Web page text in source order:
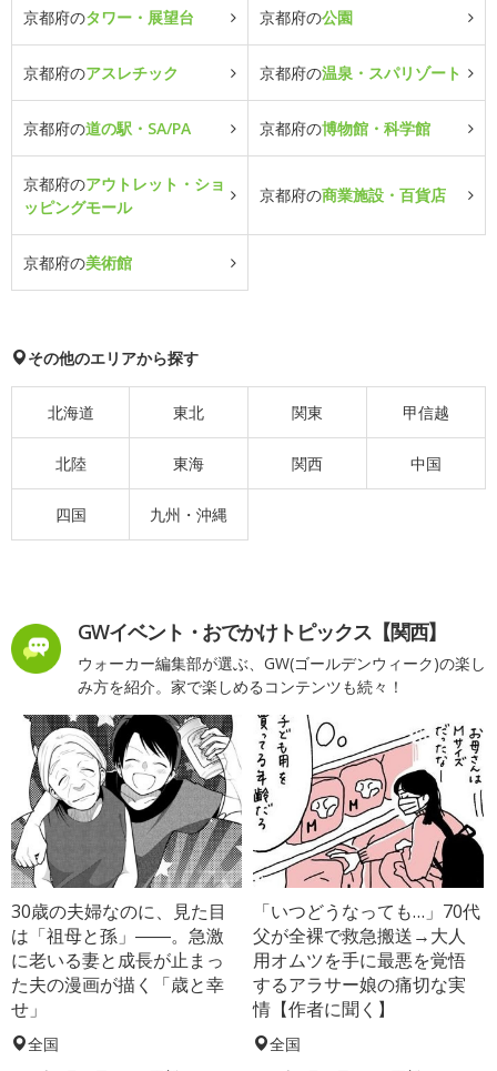
京都府のタワー・展望台 京都府の公園
京都府のアスレチック 京都府の温泉・スパリゾート
京都府の道の駅・SA/PA 京都府の博物館・科学館
京都府のアウトレット・ショ
ッピングモール
京都府の商業施設・百貨店
京都府の美術館
その他のエリアから探す
北海道 東北 関東 甲信越
北陸 東海 関西 中国
四国 九州・沖縄
GWイベント・おでかけトピックス【関西】
ウォーカー編集部が選ぶ、GW(ゴールデンウィーク)の楽し
み方を紹介。家で楽しめるコンテンツも続々！
30歳の夫婦なのに、見た目
は「祖母と孫」――。急激
に老いる妻と成長が止まっ
た夫の漫画が描く「歳と幸
せ」
全国
「いつどうなっても…」70代
父が全裸で救急搬送→大人
用オムツを手に最悪を覚悟
するアラサー娘の痛切な実
情【作者に聞く】
全国